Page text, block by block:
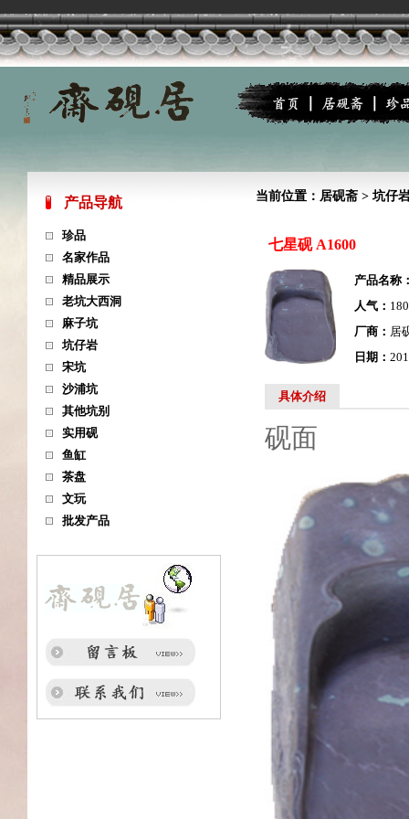
产品导航
珍品
名家作品
精品展示
老坑大西洞
麻子坑
坑仔岩
宋坑
沙浦坑
其他坑别
实用砚
鱼缸
茶盘
文玩
批发产品
当前位置： 居砚斋 >坑仔
七星砚 A1600
产品名称
人气：
厂商： 居
日期：
具体介绍
砚面